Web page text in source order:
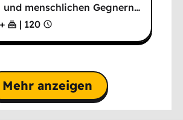
menschlichen Gegnern…
+ | 120
Mehr anzeigen